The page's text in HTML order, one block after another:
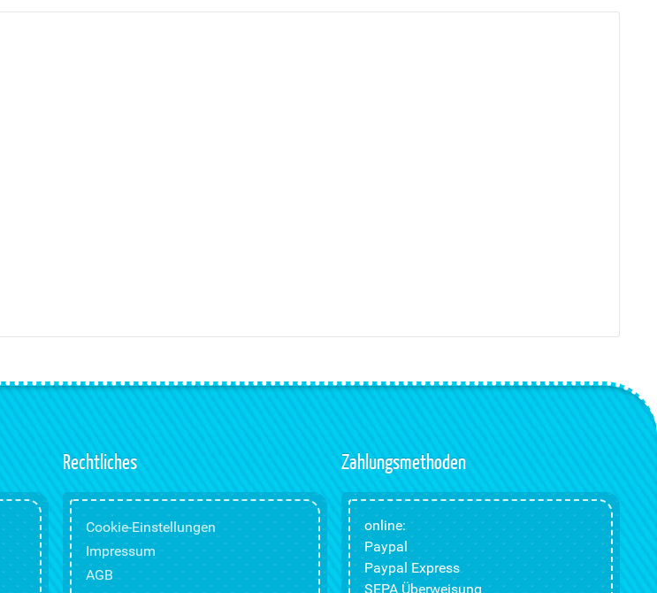
Rechtliches
Cookie-Einstellungen
Impressum
AGB
Zahlungsmethoden
online:
Paypal
Paypal Express
SEPA Überweisung